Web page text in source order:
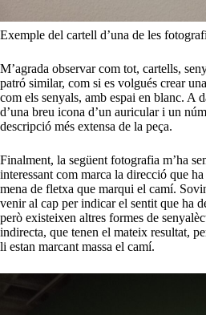
Exemple del cartell d’una de les
M’agrada observar com tot, cartells,
patró similar, com si es volgués crear
com els senyals, amb espai en blanc. A
d’una breu icona d’un auricular i un
descripció més extensa de la peça.
Finalment, la següent fotografia m’ha
interessant com marca la direcció que
mena de fletxa que marqui el camí.
venir al cap per indicar el sentit que ha
però existeixen altres formes de
indirecta, que tenen el mateix resultat,
li estan marcant massa el camí.